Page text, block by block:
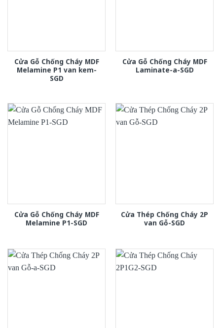
Cửa Gỗ Chống Cháy MDF
Melamine P1 van kem-
SGD
Cửa Gỗ Chống Cháy MDF
Laminate-a-SGD
Cửa Gỗ Chống Cháy MDF
Melamine P1-SGD
Cửa Thép Chống Cháy 2P
van Gỗ-SGD